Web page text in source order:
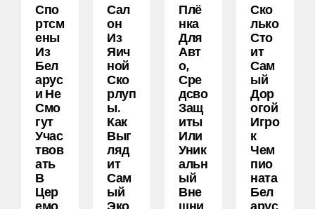
Спо
Ртсм
Ены
Из
Бел
Арус
И Не
Смо
Гут
Учас
Твов
Ать
В
Цер
Емо
Сал
Он
Из
Яич
Ной
Ско
Рлуп
Ы.
Как
Выг
Ляд
Ит
Сам
Ый
Эко
Плё
Нка
Для
Авт
О,
Сре
Дсво
Защ
Иты
Или
Уник
Альн
Ый
Вне
Шни
Ско
Лько
Сто
Ит
Сам
Ый
Дор
Огой
Игро
К
Чем
Пио
Ната
Бел
Арус